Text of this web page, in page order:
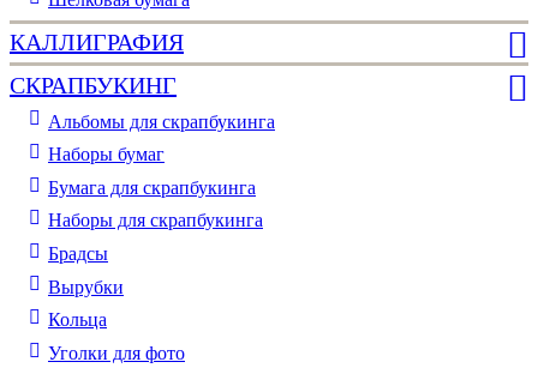
КАЛЛИГРАФИЯ
СКРАПБУКИНГ
Альбомы для скрапбукинга
Наборы бумаг
Бумага для скрапбукинга
Наборы для скрапбукинга
Брадсы
Вырубки
Кольца
Уголки для фото